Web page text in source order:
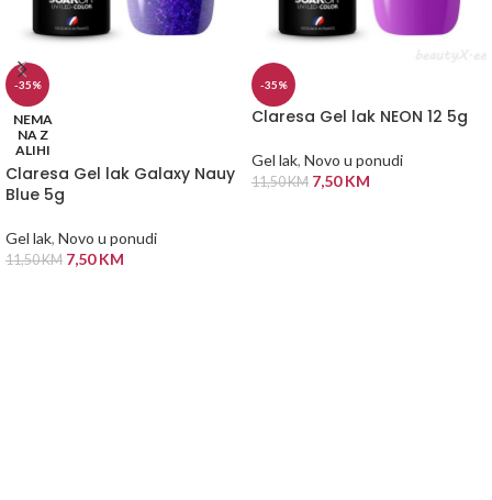
-35%
NEMA
NA Z
ALIHI
Claresa Gel lak Galaxy Nauy
Blue 5g
Gel lak, Novo u ponudi
11,50KM 7,50KM
-35%
Claresa Gel lak NEON 12 5g
Gel lak, Novo u ponudi
11,50KM 7,50KM